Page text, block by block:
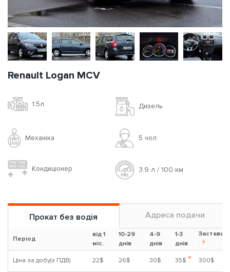
Renault Logan MCV
1.5л Дизель
Механіка 5 чoл
Кондиціонер 3.9 л / 100 км
Прокат без водія Адреса подачи
Період
від 1
міс.
10-29
днів
4-9
днів
1-3
днів
Застава
?
Ціна за добу(з ПДВ) 22$ 26$ 30$ 35$ * 300$